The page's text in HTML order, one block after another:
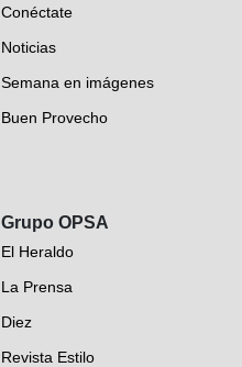
Conéctate
Noticias
Semana en imágenes
Buen Provecho
Grupo OPSA
El Heraldo
La Prensa
Diez
Revista Estilo